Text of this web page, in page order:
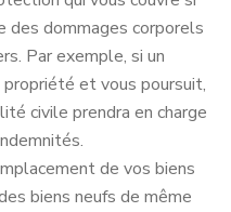
des dommages corporels
Par exemple, si un
et vous poursuit,
civile prendra en charge
de vos biens
biens neufs de même